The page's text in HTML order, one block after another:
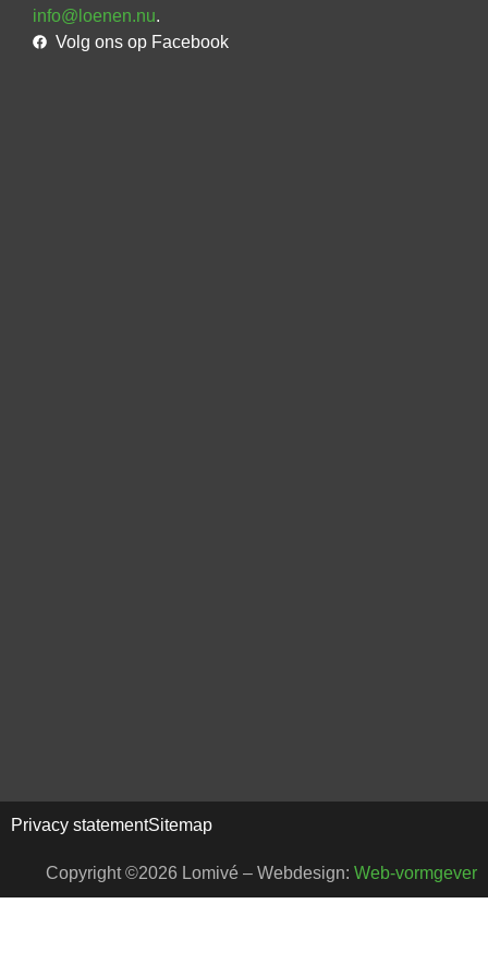
info@loenen.nu.
Volg ons op Facebook
Privacy statementSitemap
Copyright ©2026 Lomivé – Webdesign: Web-vormgever